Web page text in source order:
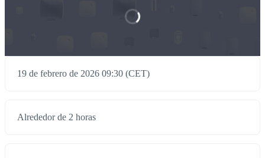
19 de febrero de 2026 09:30 (CET)
Alrededor de 2 horas